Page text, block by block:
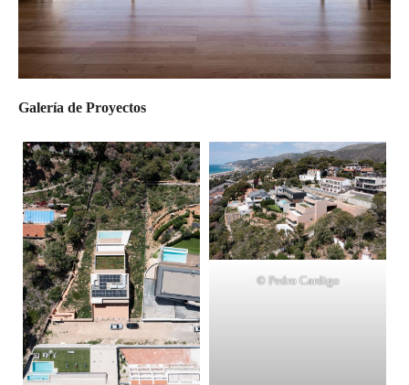
Galería de Proyectos
© Pedro Cardigo